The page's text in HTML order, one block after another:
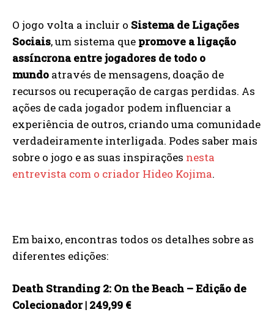
O jogo volta a incluir o Sistema de Ligações
Sociais, um sistema que promove a ligação
assíncrona entre jogadores de todo o
mundo através de mensagens, doação de
recursos ou recuperação de cargas perdidas. As
ações de cada jogador podem influenciar a
experiência de outros, criando uma comunidade
verdadeiramente interligada. Podes saber mais
sobre o jogo e as suas inspirações nesta
entrevista com o criador Hideo Kojima.
Em baixo, encontras todos os detalhes sobre as
diferentes edições:
Death Stranding 2: On the Beach – Edição de
Colecionador | 249,99 €